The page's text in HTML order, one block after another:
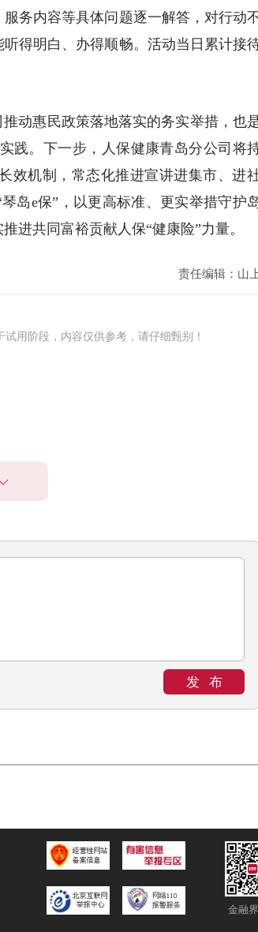
务内容等具体问题逐一解答，对行动
得明白、办得顺畅。活动当日累计接
动惠民政策落地落实的务实举措，也
践。下一步，人保健康青岛分公司将
效机制，常态化推进宣讲进集市、进
岛e保”，以更高标准、更实举措守护
进共同富裕贡献人保“健康险”力量。
责任编辑：山
试用阶段，内容仅供参考，请仔细甄别！
发布
金融